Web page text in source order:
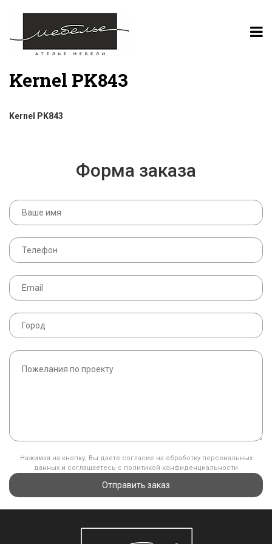
Kernel PK843
Kernel PK843
Форма заказа
Нажимая на кнопку, Вы даете согласие на обработку персональных
данных и соглашаетесь с политикой конфиденциальности
Отправить заказ